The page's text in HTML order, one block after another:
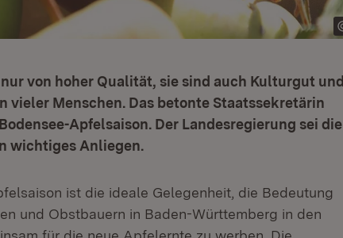
von hoher Qualität, sie sind auch Kulturgut und
vieler Menschen. Das betonte Staatssekretärin
Apfelsaison. Der Landesregierung sei die
wichtiges Anliegen.
ist die ideale Gelegenheit, die Bedeutung
und Obstbauern in Baden-Württemberg in den